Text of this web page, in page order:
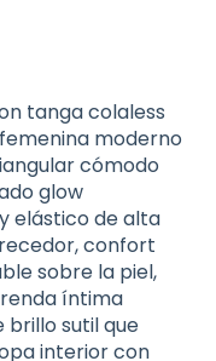
tanga colaless
moderno
cómodo
glow
elástico de alta
confort
sobre la piel,
íntima
brillo sutil que
interior con